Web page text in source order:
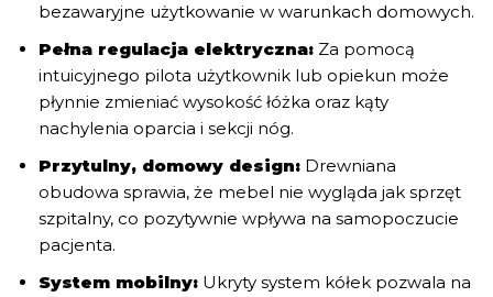
bezawaryjne użytkowanie w warunkach domowych.
Pełna regulacja elektryczna: Za pomocą
intuicyjnego pilota użytkownik lub opiekun może
płynnie zmieniać wysokość łóżka oraz kąty
nachylenia oparcia i sekcji nóg.
Przytulny, domowy design: Drewniana
obudowa sprawia, że mebel nie wygląda jak sprzęt
szpitalny, co pozytywnie wpływa na samopoczucie
pacjenta.
System mobilny: Ukryty system kółek pozwala na